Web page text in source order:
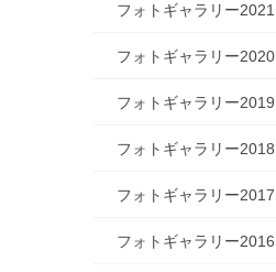
フォトギャラリー2021
フォトギャラリー2020
フォトギャラリー2019
フォトギャラリー2018
フォトギャラリー2017
フォトギャラリー2016